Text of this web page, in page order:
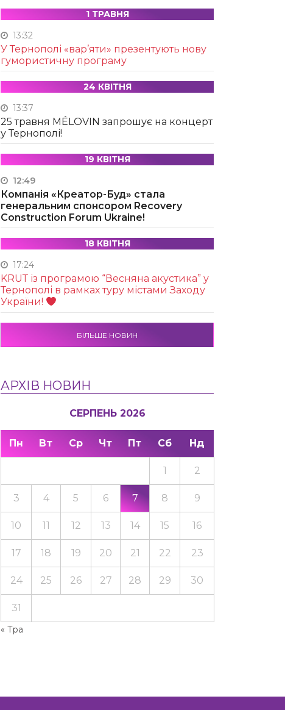
1 ТРАВНЯ
13:32
У Тернополі «вар’яти» презентують нову
гумористичну програму
24 КВІТНЯ
13:37
25 травня MÉLOVIN запрошує на концерт
у Тернополі!
19 КВІТНЯ
12:49
Компанія «Креатор-Буд» стала
генеральним спонсором Recovery
Construction Forum Ukraine!
18 КВІТНЯ
17:24
KRUТ із програмою “Весняна акустика” у
Тернополі в рамках туру містами Заходу
України!
БІЛЬШЕ НОВИН
АРХІВ НОВИН
СЕРПЕНЬ 2026
Пн Вт Ср Чт Пт Сб Нд
« Тра
1 2
3 4 5 6 7 8 9
10 11 12 13 14 15 16
17 18 19 20 21 22 23
24 25 26 27 28 29 30
31